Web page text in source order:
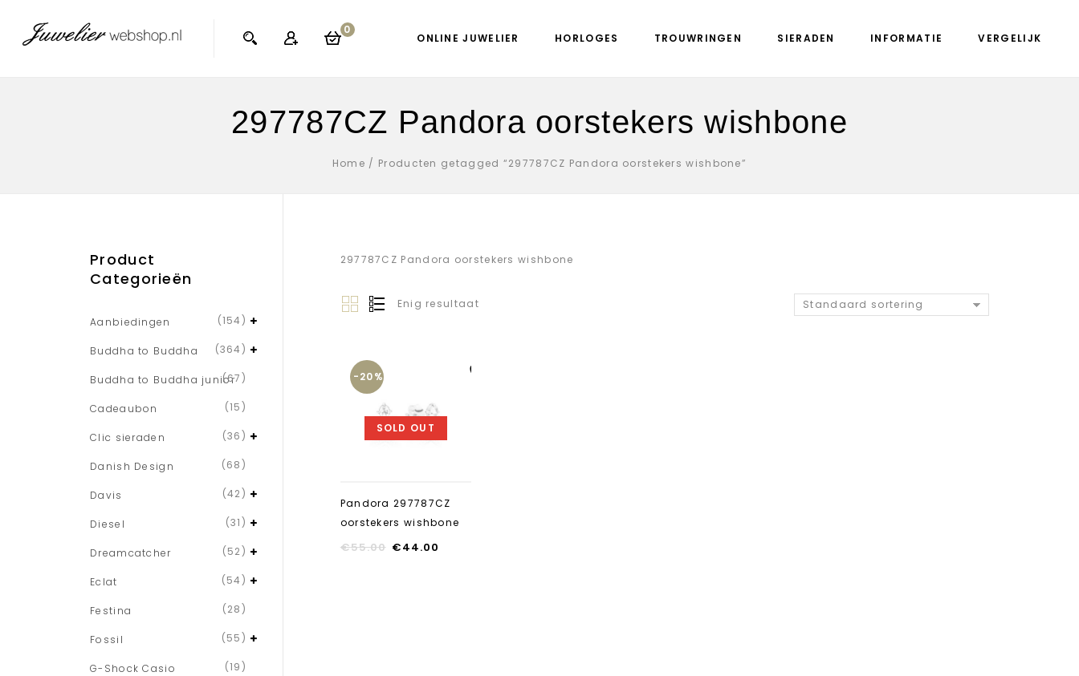
0
ONLINE JUWELIER HORLOGES TROUWRINGEN SIERADEN INFORMATIE VERGELIJK
297787CZ Pandora oorstekers wishbone
Home / Producten getagged “297787CZ Pandora oorstekers wishbone”
297787CZ Pandora oorstekers wishbone
Enig resultaat Standaard sortering
SOLD OUT
-20%
Pandora 297787CZ
oorstekers wishbone
€55.00 €44.00
Product
Categorieën
Aanbiedingen (154)
Buddha to Buddha (364)
Buddha to Buddha junior(67)
Cadeaubon (15)
Clic sieraden (36)
Danish Design (68)
Davis (42)
Diesel (31)
Dreamcatcher (52)
Eclat (54)
Festina (28)
Fossil (55)
G-Shock Casio (19)